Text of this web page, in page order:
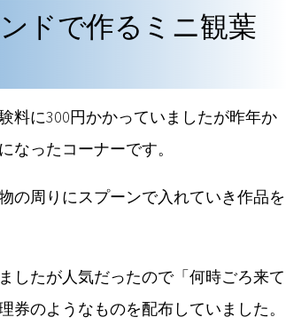
ドで作るミニ観葉
料に300円かかっていましたが昨年か
なったコーナーです。
の周りにスプーンで入れていき作品を
したが人気だったので「何時ごろ来て
券のようなものを配布していました。